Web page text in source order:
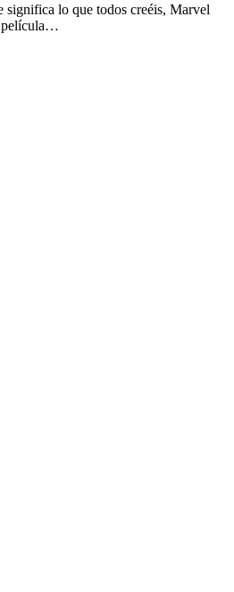
lo que todos creéis, Marvel
película…